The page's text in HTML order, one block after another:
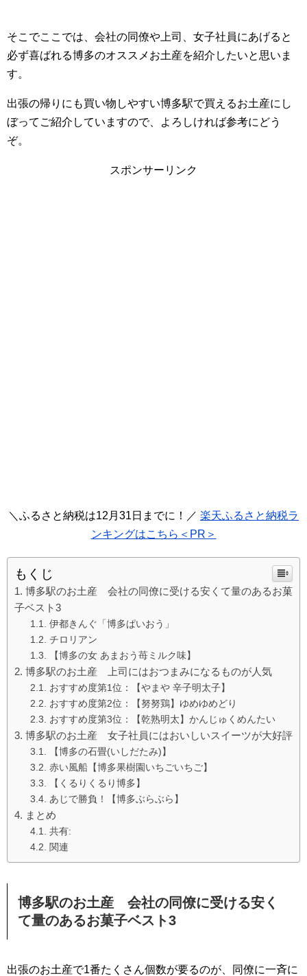
そこでここでは、会社の同僚や上司、女子社員にあげると
必ず喜ばれる博多のオススメお土産を紹介したいと思いま
す。
出張の帰りにも買い物しやすい博多駅で買えるお土産にし
ぼってご紹介していますので、よろしければ参考にどう
ぞ。
スポンサーリンク
＼ふるさと納税は12月31日までに！／ 楽天ふるさと納税ラ
ンキングはこちら＜PR＞
もくじ
博多駅のお土産 会社の同僚に受ける安くて量のあるお菓
子ベスト3
伊都きんぐ「博多ぱいおう」
チロリアン
【博多の女 あまおう苺ミルク味】
博多駅のお土産 上司にはおつまみになるものが人気
おすすめ度第1位：【やまや 辛子明太子】
おすすめ度第2位：【努努鶏】ゆめゆめどり
おすすめ度第3位：【乾熟明太】かんじゅくめんたい
博多駅のお土産 女子社員にはおいしいスイーツが大好評
【博多の石畳(いしだたみ)】
赤い風船【博多果樹園いちごいちご】
【くるりくるり博多】
あじで勝負！【博多ぶらぶら】
まとめ
共有:
関連
博多駅のお土産 会社の同僚に受ける安く
て量のあるお菓子ベスト3
出張のお土産で1番たくさん個数が要るのが、同僚に一斉に